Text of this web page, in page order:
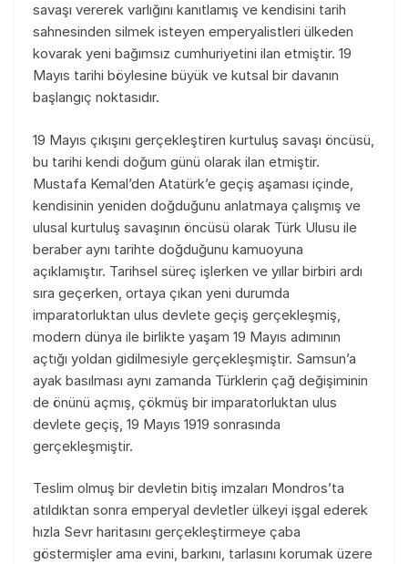
savaşı vererek varlığını kanıtlamış ve kendisini tarih
sahnesinden silmek isteyen emperyalistleri ülkeden
kovarak yeni bağımsız cumhuriyetini ilan etmiştir. 19
Mayıs tarihi böylesine büyük ve kutsal bir davanın
başlangıç noktasıdır.
19 Mayıs çıkışını gerçekleştiren kurtuluş savaşı öncüsü,
bu tarihi kendi doğum günü olarak ilan etmiştir.
Mustafa Kemal’den Atatürk’e geçiş aşaması içinde,
kendisinin yeniden doğduğunu anlatmaya çalışmış ve
ulusal kurtuluş savaşının öncüsü olarak Türk Ulusu ile
beraber aynı tarihte doğduğunu kamuoyuna
açıklamıştır. Tarihsel süreç işlerken ve yıllar birbiri ardı
sıra geçerken, ortaya çıkan yeni durumda
imparatorluktan ulus devlete geçiş gerçekleşmiş,
modern dünya ile birlikte yaşam 19 Mayıs adımının
açtığı yoldan gidilmesiyle gerçekleşmiştir. Samsun’a
ayak basılması aynı zamanda Türklerin çağ değişiminin
de önünü açmış, çökmüş bir imparatorluktan ulus
devlete geçiş, 19 Mayıs 1919 sonrasında
gerçekleşmiştir.
Teslim olmuş bir devletin bitiş imzaları Mondros’ta
atıldıktan sonra emperyal devletler ülkeyi işgal ederek
hızla Sevr haritasını gerçekleştirmeye çaba
göstermişler ama evini, barkını, tarlasını korumak üzere